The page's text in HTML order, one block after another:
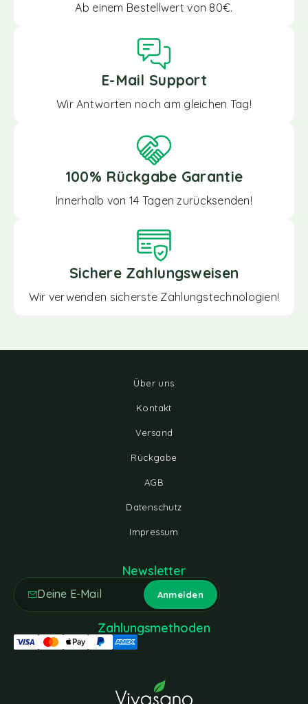
Ab einem Bestellwert von 80€.
E-Mail Support
Wir Antworten noch am gleichen Tag!
100% Rückgabe Garantie
Innerhalb von 14 Tagen zurücksenden!
Sichere Zahlungsweisen
Wir verwenden sicherste Zahlungstechnologien!
Über uns
Kontakt
Versand
Rückgabe
AGB
Datenschutz
Impressum
Newsletter
Zahlungsmethoden